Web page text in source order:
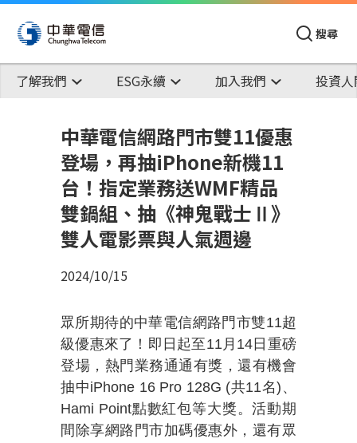
搜尋
了解我們 ESG永續 加入我們 投資
中華電信網路門市雙11優惠
登場，再抽iPhone新機11
台！指定業務送WMF精品
雙鍋組、抽《神鬼戰士Ⅱ》
雙人電影票與人氣週邊
2024/10/15
眾所期待的中華電信網路門市雙11超
級優惠來了！即日起至11月 14 日重磅
登場，熱門業務通通有獎，還有機會
抽中iPhone 16 Pro 128G (共11名) 、
Hami Point點數紅包等大獎。活動期
間除享網路門市加碼優惠外，還有眾